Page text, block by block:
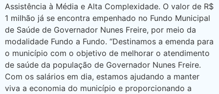
Assistência à Média e Alta Complexidade. O valor de R$
1 milhão já se encontra empenhado no Fundo Municipal
de Saúde de Governador Nunes Freire, por meio da
modalidade Fundo a Fundo. “Destinamos a emenda para
o município com o objetivo de melhorar o atendimento
de saúde da população de Governador Nunes Freire.
Com os salários em dia, estamos ajudando a manter
viva a economia do município e proporcionando a